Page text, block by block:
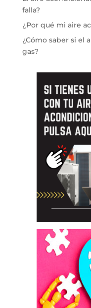
falla?
¿Por qué mi aire
¿Cómo saber si el
gas?